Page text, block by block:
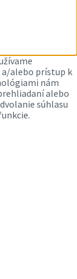
a/alebo prístup k
nám
alebo
súhlasu